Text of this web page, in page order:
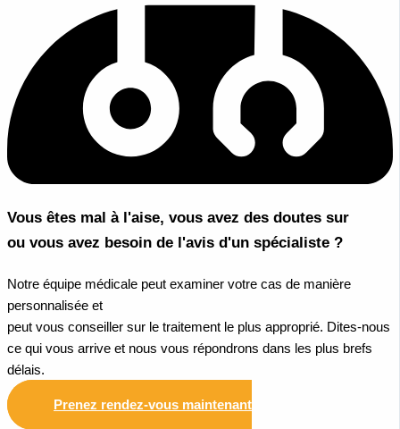
Vous êtes mal à l'aise, vous avez des doutes sur
ou vous avez besoin de l'avis d'un spécialiste ?
Notre équipe médicale peut examiner votre cas de manière
personnalisée et
peut vous conseiller sur le traitement le plus approprié. Dites-nous
ce qui vous arrive et nous vous répondrons dans les plus brefs
délais.
Prenez rendez-vous maintenant